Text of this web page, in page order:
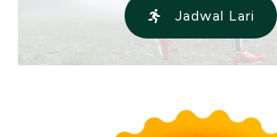
Jadwal Lari